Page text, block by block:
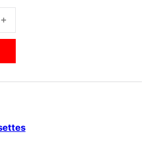
MATRIX ALUMINIO cantidad